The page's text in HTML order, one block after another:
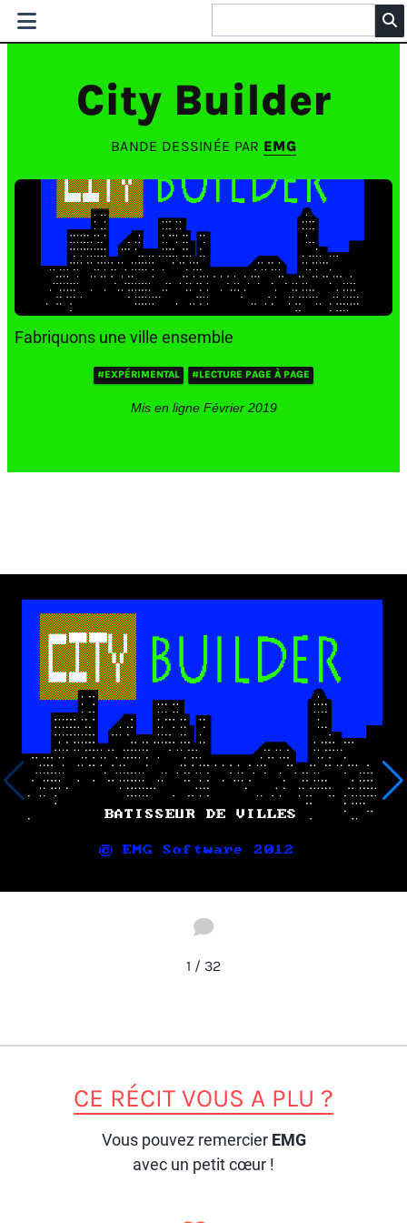
City Builder
BANDE DESSINÉE PAR EMG
Fabriquons une ville ensemble
#EXPÉRIMENTAL #LECTURE PAGE À PAGE
Mis en ligne Février 2019
1 / 32
CE RÉCIT VOUS A PLU ?
Vous pouvez remercier EMG
avec un petit cœur !